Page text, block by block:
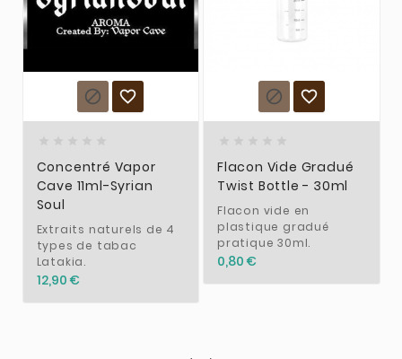
 
Concentré Vapor
Cave 11ml-Syrian
Soul
Extraits naturels de 4
types de tabac
Latakia.
12,90 €
 
Flacon Vide Gradué
Twist Bottle - 30ml
Flacon vide en
plastique gradué
pratique 30ml.
0,80 €